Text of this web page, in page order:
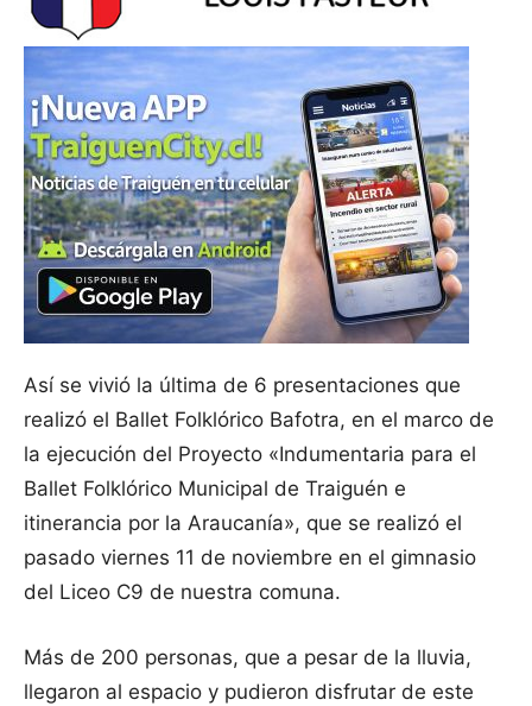
Así se vivió la última de 6 presentaciones que
realizó el Ballet Folklórico Bafotra, en el marco de
la ejecución del Proyecto «Indumentaria para el
Ballet Folklórico Municipal de Traiguén e
itinerancia por la Araucanía», que se realizó el
pasado viernes 11 de noviembre en el gimnasio
del Liceo C9 de nuestra comuna.
Más de 200 personas, que a pesar de la lluvia,
llegaron al espacio y pudieron disfrutar de este